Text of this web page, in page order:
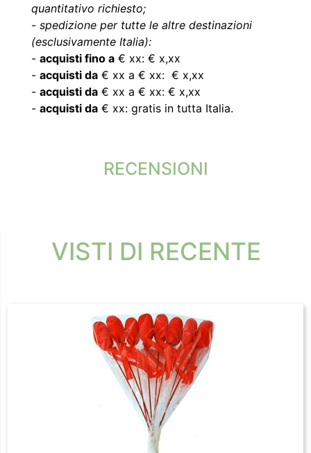
quantitativo richiesto;
- spedizione per tutte le altre destinazioni
(esclusivamente Italia):
- acquisti fino a € xx: € x,xx
- acquisti da € xx a € xx: € x,xx
- acquisti da € xx a € xx: € x,xx
- acquisti da € xx: gratis in tutta Italia.
RECENSIONI
VISTI DI RECENTE